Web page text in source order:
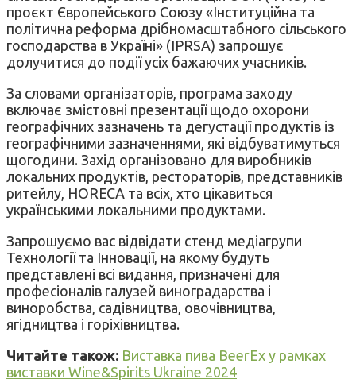
проєкт Європейського Союзу «Інституційна та
політична реформа дрібномасштабного сільського
господарства в Україні» (IPRSA) запрошує
долучитися до події усіх бажаючих учасників.
За словами організаторів, програма заходу
включає змістовні презентації щодо охорони
географічних зазначень та дегустації продуктів із
географічними зазначеннями, які відбуватимуться
щогодини. Захід організовано для виробників
локальних продуктів, рестораторів, представників
ритейлу, HORECA та всіх, хто цікавиться
українськими локальними продуктами.
Запрошуємо вас відвідати стенд медіагрупи
Технології та Інновації, на якому будуть
представлені всі видання, призначені для
професіоналів галузей виноградарства і
виноробства, садівництва, овочівництва,
ягідництва і горіхівництва.
Читайте також: Виставка пива BeerEx у рамках
виставки Wine&Spirits Ukraine 2024